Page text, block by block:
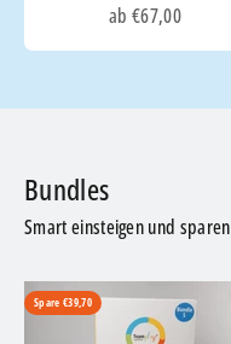
Angebot
ab €67,00
Smart einsteigen und sparen
Spare €39,70